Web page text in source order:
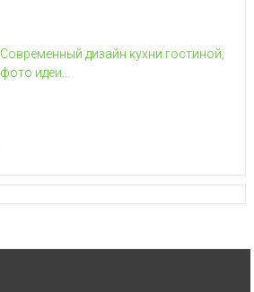
Современный дизайн кухни гостиной,
фото идеи...